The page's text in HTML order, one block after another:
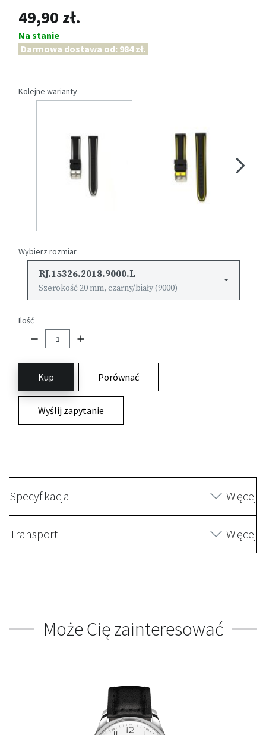
49,90 zł.
Na stanie
Darmowa dostawa od: 984 zł.
Kolejne warianty
Wybierz rozmiar
RJ.15326.2018.9000.L
Szerokość 20 mm, czarny/biały (9000)
Ilość
Kup Porównać
Wyślij zapytanie
Specyfikacja Więcej
Transport Więcej
Może Cię zainteresować